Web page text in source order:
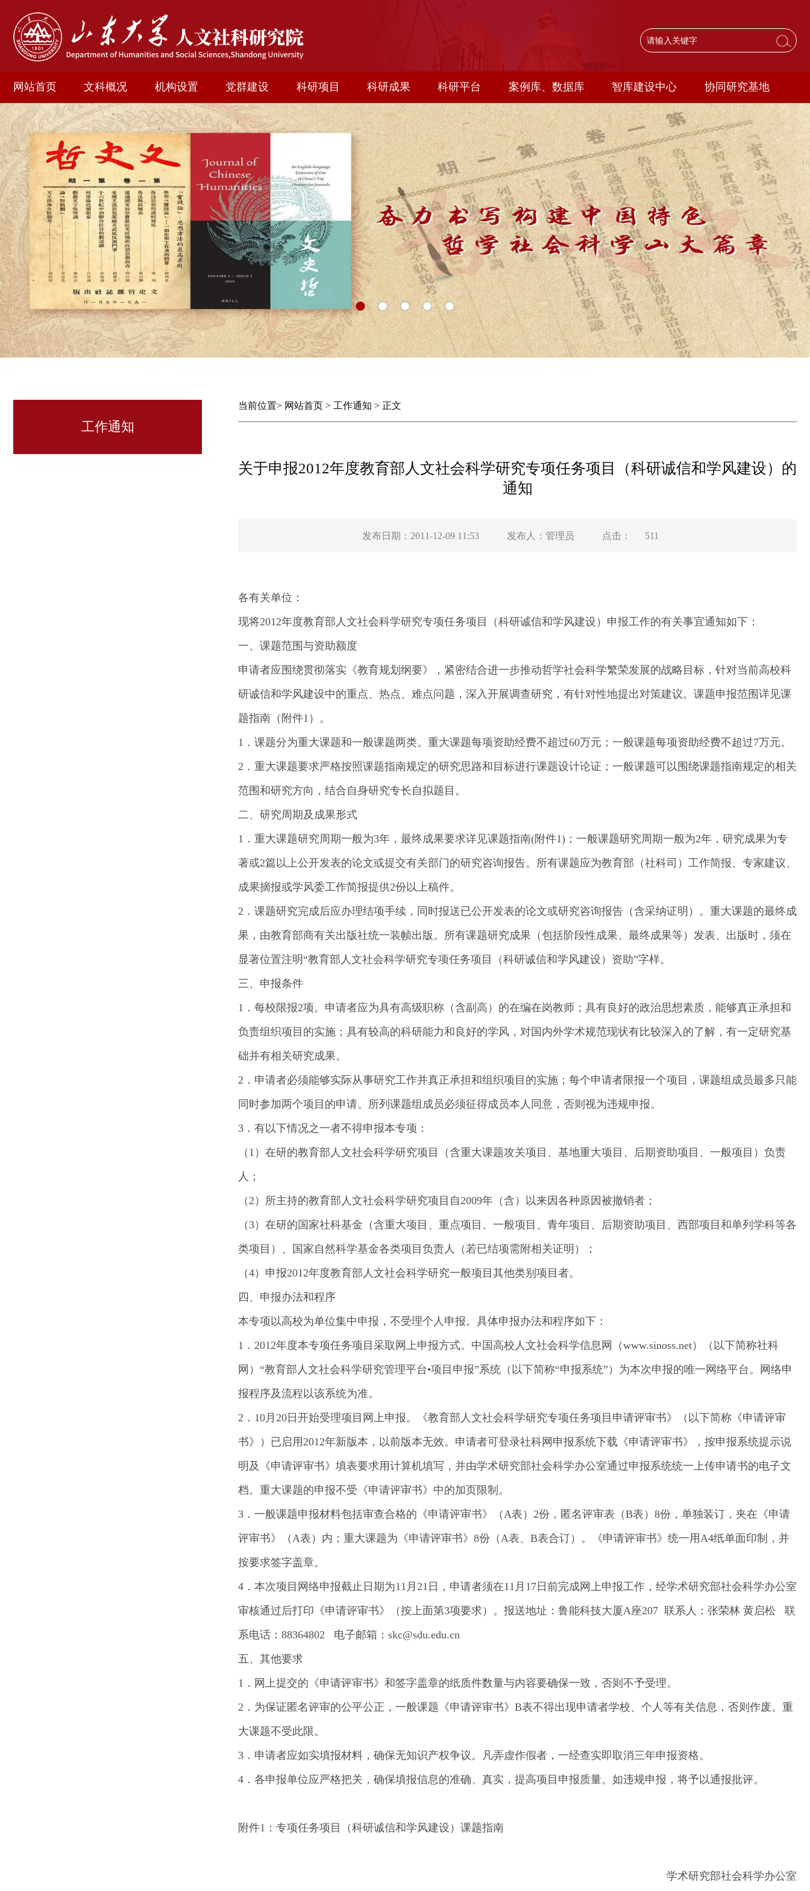
网站首页 文科概况 机构设置 党群建设 科研项目 科研成果 科研平台 案例库、数据库 智库建设中心 协同研究基地
工作通知
当前位置> 网站首页 > 工作通知 > 正文
关于申报2012年度教育部人文社会科学研究专项任务项目（科研诚信和学风建设）的
通知
发布日期：2011-12-09 11:53 发布人：管理员 点击： 511
各有关单位：
现将2012年度教育部人文社会科学研究专项任务项目（科研诚信和学风建设）申报工作的有关事宜通知如下：
一、课题范围与资助额度
申请者应围绕贯彻落实《教育规划纲要》，紧密结合进一步推动哲学社会科学繁荣发展的战略目标，针对当前高校科
研诚信和学风建设中的重点、热点、难点问题，深入开展调查研究，有针对性地提出对策建议。课题申报范围详见课
题指南（附件1）。
1．课题分为重大课题和一般课题两类。重大课题每项资助经费不超过60万元；一般课题每项资助经费不超过7万元。
2．重大课题要求严格按照课题指南规定的研究思路和目标进行课题设计论证；一般课题可以围绕课题指南规定的相关
范围和研究方向，结合自身研究专长自拟题目。
二、研究周期及成果形式
1．重大课题研究周期一般为3年，最终成果要求详见课题指南(附件1)；一般课题研究周期一般为2年，研究成果为专
著或2篇以上公开发表的论文或提交有关部门的研究咨询报告。所有课题应为教育部（社科司）工作简报、专家建议、
成果摘报或学风委工作简报提供2份以上稿件。
2．课题研究完成后应办理结项手续，同时报送已公开发表的论文或研究咨询报告（含采纳证明）。重大课题的最终成
果，由教育部商有关出版社统一装帧出版。所有课题研究成果（包括阶段性成果、最终成果等）发表、出版时，须在
显著位置注明“教育部人文社会科学研究专项任务项目（科研诚信和学风建设）资助”字样。
三、申报条件
1．每校限报2项。申请者应为具有高级职称（含副高）的在编在岗教师；具有良好的政治思想素质，能够真正承担和
负责组织项目的实施；具有较高的科研能力和良好的学风，对国内外学术规范现状有比较深入的了解，有一定研究基
础并有相关研究成果。
2．申请者必须能够实际从事研究工作并真正承担和组织项目的实施；每个申请者限报一个项目，课题组成员最多只能
同时参加两个项目的申请。所列课题组成员必须征得成员本人同意，否则视为违规申报。
3．有以下情况之一者不得申报本专项：
（1）在研的教育部人文社会科学研究项目（含重大课题攻关项目、基地重大项目、后期资助项目、一般项目）负责
人；
（2）所主持的教育部人文社会科学研究项目自2009年（含）以来因各种原因被撤销者；
（3）在研的国家社科基金（含重大项目、重点项目、一般项目、青年项目、后期资助项目、西部项目和单列学科等各
类项目）、国家自然科学基金各类项目负责人（若已结项需附相关证明）；
（4）申报2012年度教育部人文社会科学研究一般项目其他类别项目者。
四、申报办法和程序
本专项以高校为单位集中申报，不受理个人申报。具体申报办法和程序如下：
1．2012年度本专项任务项目采取网上申报方式。中国高校人文社会科学信息网（www.sinoss.net）（以下简称社科
网）“教育部人文社会科学研究管理平台•项目申报”系统（以下简称“申报系统”）为本次申报的唯一网络平台。网络申
报程序及流程以该系统为准。
2．10月20日开始受理项目网上申报。《教育部人文社会科学研究专项任务项目申请评审书》（以下简称《申请评审
书》）已启用2012年新版本，以前版本无效。申请者可登录社科网申报系统下载《申请评审书》，按申报系统提示说
明及《申请评审书》填表要求用计算机填写，并由学术研究部社会科学办公室通过申报系统统一上传申请书的电子文
档。重大课题的申报不受《申请评审书》中的加页限制。
3．一般课题申报材料包括审查合格的《申请评审书》（A表）2份，匿名评审表（B表）8份，单独装订，夹在《申请
评审书》（A表）内；重大课题为《申请评审书》8份（A表、B表合订）。《申请评审书》统一用A4纸单面印制，并
按要求签字盖章。
4．本次项目网络申报截止日期为11月21日，申请者须在11月17日前完成网上申报工作，经学术研究部社会科学办公室
审核通过后打印《申请评审书》（按上面第3项要求）。报送地址：鲁能科技大厦A座207 联系人：张荣林 黄启松 联
系电话：88364802 电子邮箱：skc@sdu.edu.cn
五、其他要求
1．网上提交的《申请评审书》和签字盖章的纸质件数量与内容要确保一致，否则不予受理。
2．为保证匿名评审的公平公正，一般课题《申请评审书》B表不得出现申请者学校、个人等有关信息，否则作废。重
大课题不受此限。
3．申请者应如实填报材料，确保无知识产权争议。凡弄虚作假者，一经查实即取消三年申报资格。
4．各申报单位应严格把关，确保填报信息的准确、真实，提高项目申报质量。如违规申报，将予以通报批评。
附件1： 专项任务项目（科研诚信和学风建设）课题指南
学术研究部社会科学办公室